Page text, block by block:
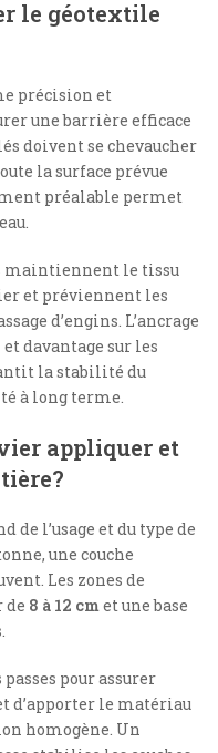
le géotextile
précision et
une barrière efficace
doivent se chevaucher
la surface prévue
préalable permet
maintiennent le tissu
et préviennent les
d’engins. L’ancrage
davantage sur les
la stabilité du
à long terme.
appliquer et
de l’usage et du type de
une couche
Les zones de
de 8 à 12 cmet une base
pour assurer
d’apporter le matériau
homogène. Un